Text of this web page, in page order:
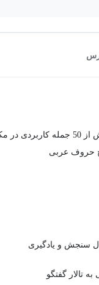
روزمره
حروف عربی
تالار گفتگو